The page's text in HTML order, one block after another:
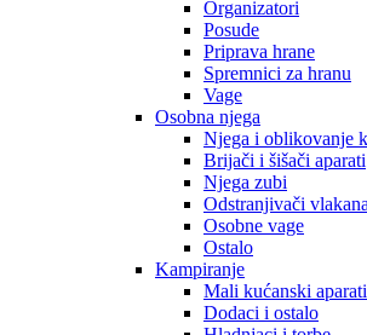
Organizatori
Posude
Priprava hrane
Spremnici za hranu
Vage
Osobna njega
Njega i oblikovanje
Brijači i šišači aparati
Njega zubi
Odstranjivači vlakana
Osobne vage
Ostalo
Kampiranje
Mali kućanski
Dodaci i ostalo